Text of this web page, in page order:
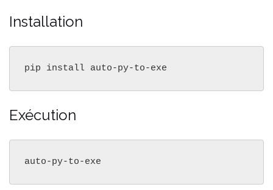
Installation
pip install auto-py-to-exe
Exécution
auto-py-to-exe